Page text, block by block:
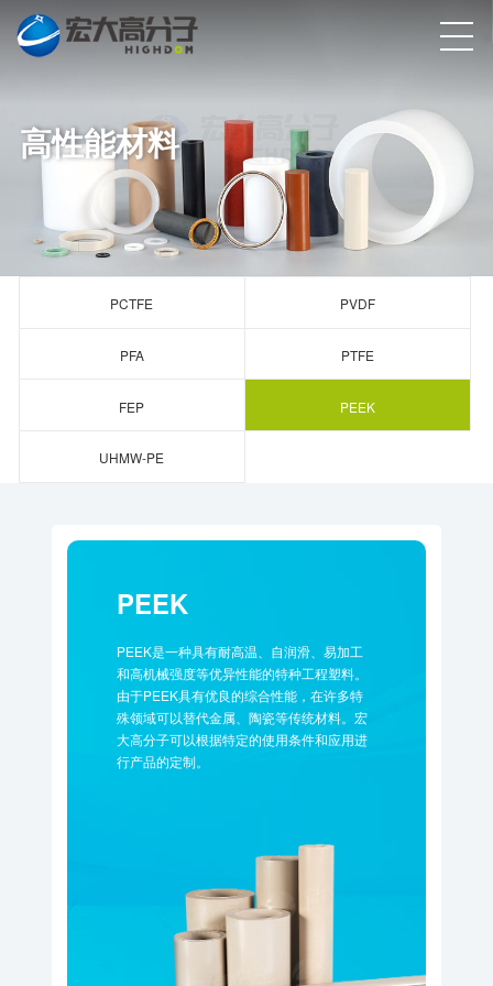
高性能材料
PCTFE PVDF
PFA PTFE
FEP PEEK
UHMW-PE
PEEK
PEEK是一种具有耐高温、自润滑、易加工
和高机械强度等优异性能的特种工程塑料。
由于PEEK具有优良的综合性能，在许多特
殊领域可以替代金属、陶瓷等传统材料。宏
大高分子可以根据特定的使用条件和应用进
行产品的定制。